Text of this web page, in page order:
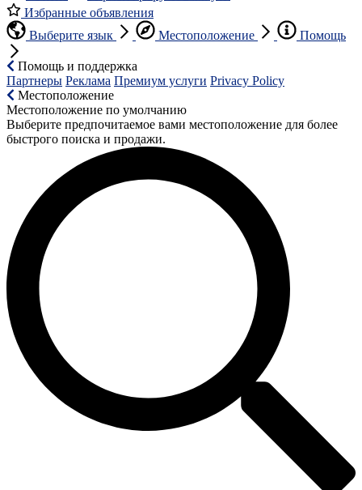
Избранные объявления
Выберите язык
Местоположение Помощь
Помощь и поддержка
Партнеры Реклама Премиум услуги Privacy Policy
Местоположение
Местоположение по умолчанию
Выберите предпочитаемое вами местоположение для более
быстрого поиска и продажи.